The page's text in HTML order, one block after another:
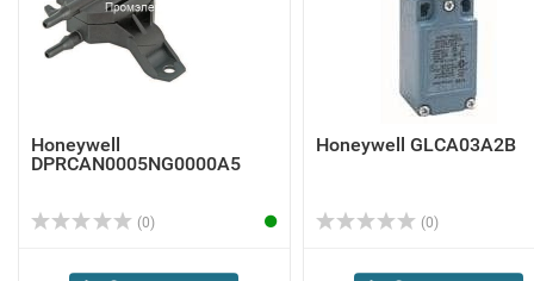
Honeywell
DPRCAN0005NG0000A5
(0)
Honeywell GLCA03A2B
(0)